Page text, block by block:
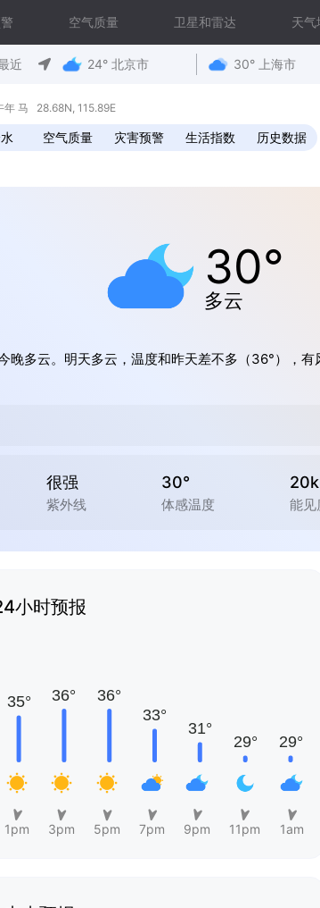
空气质量 卫星和雷达 天气
近 24° 北京市 30° 上海市
马 28.68N, 115.89E
空气质量 灾害预警 生活指数 历史数据
30°
多云
晚多云。明天多云，温度和昨天差不多（36°），有
很强
紫外线
30°
体感温度 能见
小时预报
1pm 3pm 5pm 7pm 9pm 11pm 1am